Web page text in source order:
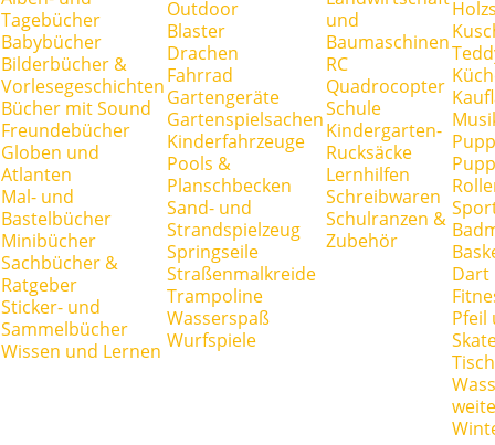
Tagebücher
Babybücher
Bilderbücher &
Vorlesegeschichten
Bücher mit Sound
Freundebücher
Globen und
Atlanten
Mal- und
Bastelbücher
Minibücher
Sachbücher &
Ratgeber
Sticker- und
Sammelbücher
Wissen und Lernen
Outdoor
Blaster
Drachen
Fahrrad
Gartengeräte
Gartenspielsachen
Kinderfahrzeuge
Pools &
Planschbecken
Sand- und
Strandspielzeug
Springseile
Straßenmalkreide
Trampoline
Wasserspaß
Wurfspiele
und
Baumaschinen
RC
Quadrocopter
Schule
Kindergarten-
Rucksäcke
Lernhilfen
Schreibwaren
Schulranzen &
Zubehör
Dart
Pfeil